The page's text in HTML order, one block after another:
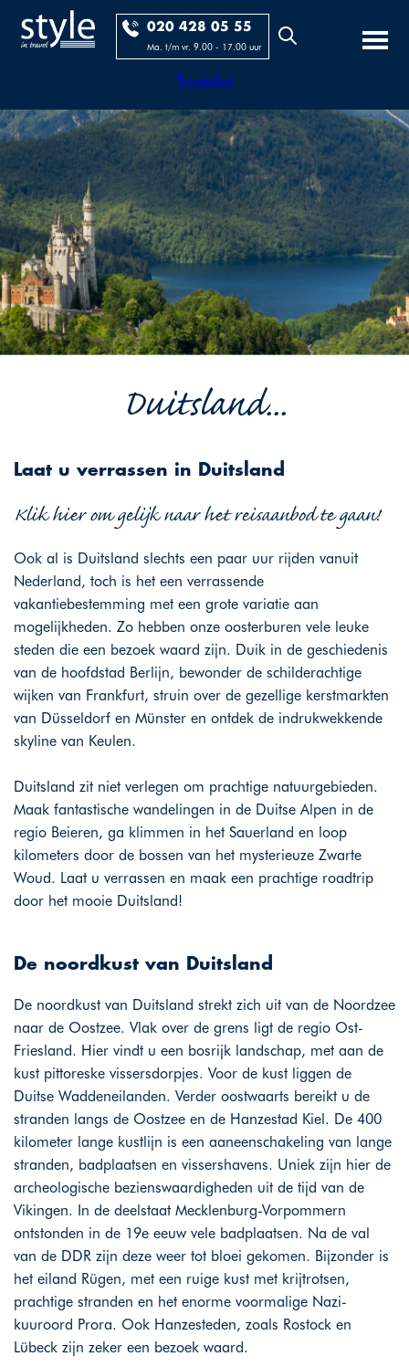
020 428 05 55
Ma. t/m vr. 9.00 - 17.00 uur
Trustpilot
Duitsland...
Laat u verrassen in Duitsland
Klik hier om gelijk naar het reisaanbod te gaan!
Ook al is Duitsland slechts een paar uur rijden vanuit
Nederland, toch is het een verrassende
vakantiebestemming met een grote variatie aan
mogelijkheden. Zo hebben onze oosterburen vele leuke
steden die een bezoek waard zijn. Duik in de geschiedenis
van de hoofdstad Berlijn, bewonder de schilderachtige
wijken van Frankfurt, struin over de gezellige kerstmarkten
van Düsseldorf en Münster en ontdek de indrukwekkende
skyline van Keulen.
Duitsland zit niet verlegen om prachtige natuurgebieden.
Maak fantastische wandelingen in de Duitse Alpen in de
regio Beieren, ga klimmen in het Sauerland en loop
kilometers door de bossen van het mysterieuze Zwarte
Woud. Laat u verrassen en maak een prachtige roadtrip
door het mooie Duitsland!
De noordkust van Duitsland
De noordkust van Duitsland strekt zich uit van de Noordzee
naar de Oostzee. Vlak over de grens ligt de regio Ost-
Friesland. Hier vindt u een bosrijk landschap, met aan de
kust pittoreske vissersdorpjes. Voor de kust liggen de
Duitse Waddeneilanden. Verder oostwaarts bereikt u de
stranden langs de Oostzee en de Hanzestad Kiel. De 400
kilometer lange kustlijn is een aaneenschakeling van lange
stranden, badplaatsen en vissershavens. Uniek zijn hier de
archeologische bezienswaardigheden uit de tijd van de
Vikingen. In de deelstaat Mecklenburg-Vorpommern
ontstonden in de 19e eeuw vele badplaatsen. Na de val
van de DDR zijn deze weer tot bloei gekomen. Bijzonder is
het eiland Rügen, met een ruige kust met krijtrotsen,
prachtige stranden en het enorme voormalige Nazi-
kuuroord Prora. Ook Hanzesteden, zoals Rostock en
Lübeck zijn zeker een bezoek waard.